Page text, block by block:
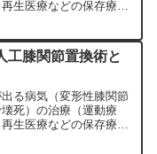
生医療などの保存療
手術を専門）の塗山正
ます。
膝関節置換術と
る病気（変形性膝関節
死）の治療（運動療
生医療などの保存療